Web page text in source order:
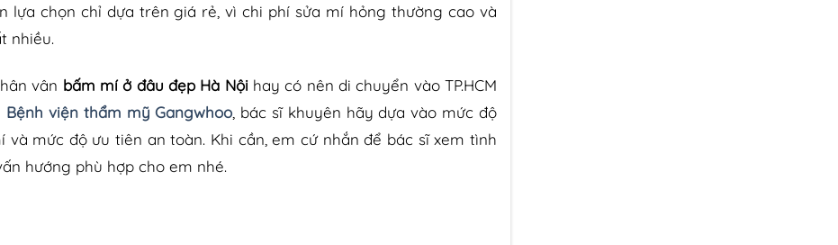
lựa chọn chỉ dựa trên giá rẻ, vì chi phí sửa mí hỏng thường cao và
nhiều.
vân bấm mí ở đâu đẹp Hà Nộihay có nên di chuyển vào TP.HCM
Bệnh viện thẩm mỹ Gangwhoo , bác sĩ khuyên hãy dựa vào mức độ
và mức độ ưu tiên an toàn. Khi cần, em cứ nhắn để bác sĩ xem tình
hướng phù hợp cho em nhé.